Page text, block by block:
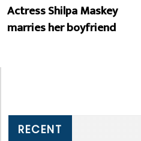
Actress Shilpa Maskey
marries her boyfriend
RECENT